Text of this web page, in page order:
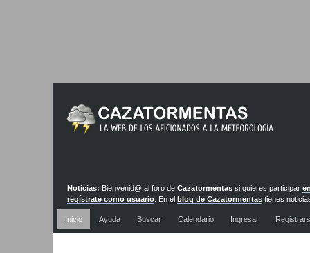
Noticias: Bienvenid@ al foro deCazatormentas si quieres participar
regístrate como usuario . En elblog de Cazatormentas tienes
actualizadas diariamente
Inicio
Ayuda Buscar Calendario Ingresar